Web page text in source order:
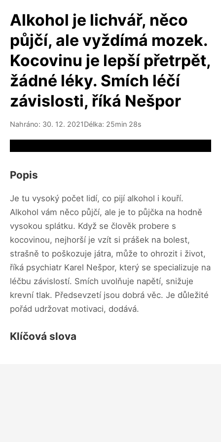
Alkohol je lichvář, něco
půjčí, ale vyždímá mozek.
Kocovinu je lepší přetrpět,
žádné léky. Smích léčí
závislosti, říká Nešpor
Nahráno: 30. 12. 2021Délka: 25min 28s
Popis
Je tu vysoký počet lidí, co pijí alkohol i kouří.
Alkohol vám něco půjčí, ale je to půjčka na hodně
vysokou splátku. Když se člověk probere s
kocovinou, nejhorší je vzít si prášek na bolest,
strašně to poškozuje játra, může to ohrozit i život,
říká psychiatr Karel Nešpor, který se specializuje na
léčbu závislostí. Smích uvolňuje napětí, snižuje
krevní tlak. Předsevzetí jsou dobrá věc. Je důležité
pořád udržovat motivaci, dodává.
Klíčová slova